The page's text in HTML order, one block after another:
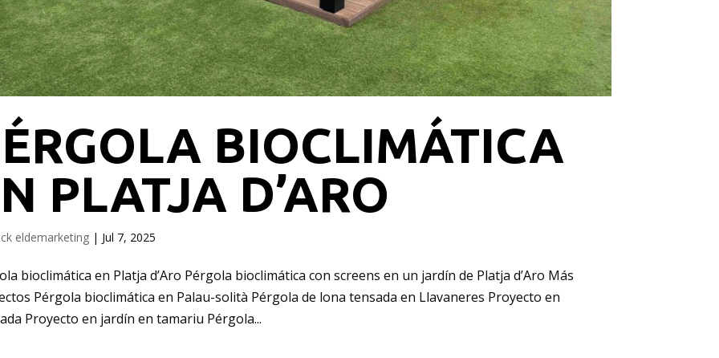
BIOCLIMÁTICA
PLATJA D’ARO
eldemarketing | Jul 7, 2025
bioclimática en Platja d’Aro Pérgola bioclimática con screens en un jardín de Platja d’Aro Más
Pérgola bioclimática en Palau-solità Pérgola de lona tensada en Llavaneres Proyecto en
Proyecto en jardín en tamariu Pérgola...